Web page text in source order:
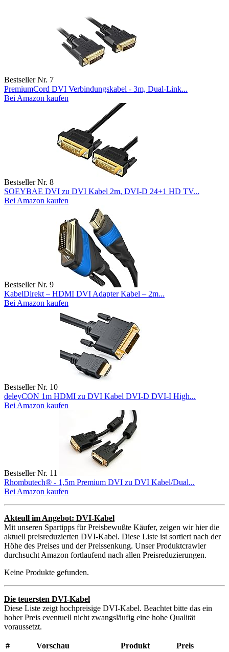
Bestseller Nr. 7
PremiumCord DVI Verbindungskabel - 3m, Dual-Link...
Bei Amazon kaufen
Bestseller Nr. 8
SOEYBAE DVI zu DVI Kabel 2m, DVI-D 24+1 HD TV...
Bei Amazon kaufen
Bestseller Nr. 9
KabelDirekt – HDMI DVI Adapter Kabel – 2m...
Bei Amazon kaufen
Bestseller Nr. 10
deleyCON 1m HDMI zu DVI Kabel DVI-D DVI-I High...
Bei Amazon kaufen
Bestseller Nr. 11
Rhombutech® - 1,5m Premium DVI zu DVI Kabel/Dual...
Bei Amazon kaufen
Akteull im Angebot: DVI-Kabel
Mit unseren Spartipps für Preisbewußte Käufer, zeigen wir hier die
aktuell preisreduzierten DVI-Kabel. Diese Liste ist sortiert nach der
Höhe des Preises und der Preissenkung. Unser Produktcrawler
durchsucht Amazon fortlaufend nach allen Preisreduzierungen.
Keine Produkte gefunden.
Die teuersten DVI-Kabel
Diese Liste zeigt hochpreisige DVI-Kabel. Beachtet bitte das ein
hoher Preis eventuell nicht zwangsläufig eine hohe Qualität
voraussetzt.
# Vorschau Produkt Preis